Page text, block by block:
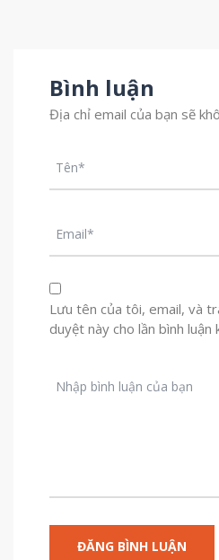
Bình luận
Địa chỉ email của bạn sẽ
Lưu tên của tôi, email, và
duyệt này cho lần bình luận